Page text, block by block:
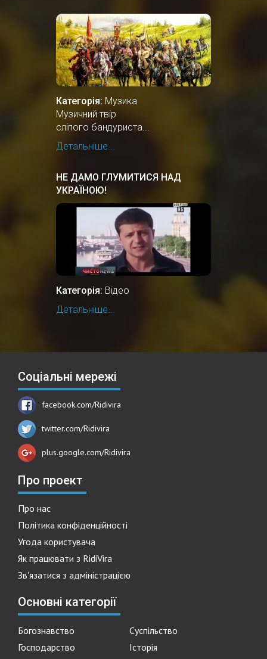
Категорія: Музика
Музичний твір
сліпого бандуриста...
Детальніше...
НЕ ДАМО ГЛУМИТИСЯ НАД
УКРАЇНОЮ!
Категорія: Відео
Детальніше...
Соціальні мережі
facebook.com/Ridivira
twitter.com/Ridivira
plus.google.com/Ridivira
Про проект
Про нас
Політика конфіденційності
Угода користувача
Як працювати з RidiVira
Зв'язатися з адміністрацією
Основні категорії
Богознавство
Суспільство
Господарство
Історія